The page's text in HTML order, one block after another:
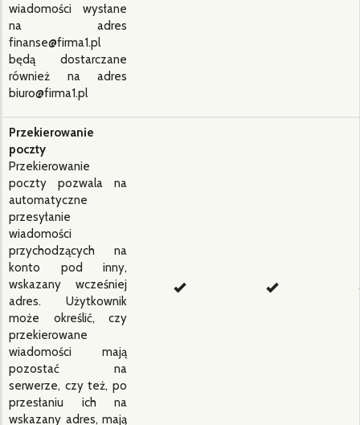
wiadomości wysłane
na adres
finanse@firma1.pl
będą dostarczane
również na adres
biuro@firma1.pl
Przekierowanie
poczty
Przekierowanie
poczty pozwala na
automatyczne
przesyłanie
wiadomości
przychodzących na
konto pod inny,
wskazany wcześniej
adres. Użytkownik
może określić, czy
przekierowane
wiadomości mają
pozostać na
serwerze, czy też, po
przesłaniu ich na
wskazany adres, mają